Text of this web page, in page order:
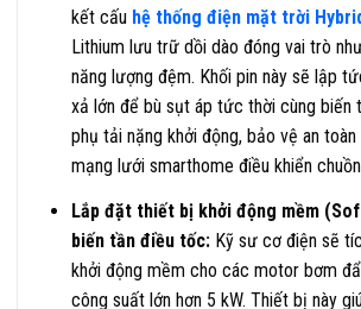
kết cấu hệ thống điện mặt trời
Lithium lưu trữ dồi dào đóng vai trò
năng lượng đệm. Khối pin này sẽ lập
xả lớn để bù sụt áp tức thời cùng biến
phụ tải nặng khởi động, bảo vệ an
mạng lưới smarthome điều khiển
Lắp đặt thiết bị khởi động mềm
biến tần điều tốc:Kỹ sư cơ điện sẽ
khởi động mềm cho các motor bơm
công suất lớn hơn 5 kW. Thiết bị này